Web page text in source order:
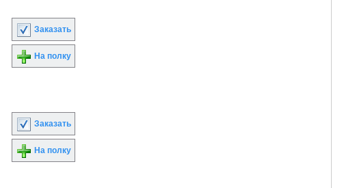
Заказать
На полку
Заказать
На полку